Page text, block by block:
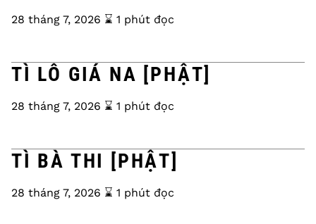
28 tháng 7, 2026 ⌛️ 1 phút đọc
TÌ LÔ GIÁ NA [PHẬT]
28 tháng 7, 2026 ⌛️ 1 phút đọc
TÌ BÀ THI [PHẬT]
28 tháng 7, 2026 ⌛️ 1 phút đọc